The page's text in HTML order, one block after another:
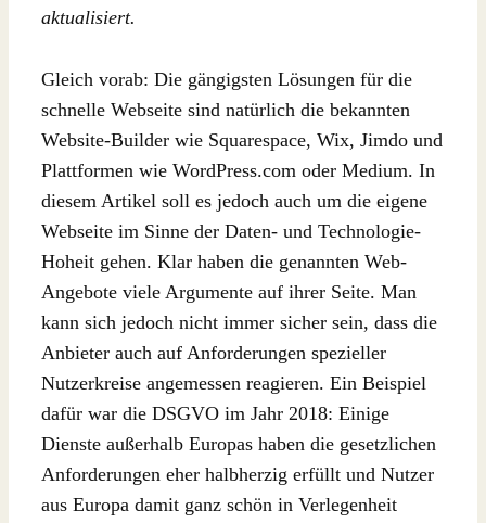
aktualisiert.
Gleich vorab: Die gängigsten Lösungen für die
schnelle Webseite sind natürlich die bekannten
Website-Builder wie Squarespace, Wix, Jimdo und
Plattformen wie WordPress.com oder Medium. In
diesem Artikel soll es jedoch auch um die eigene
Webseite im Sinne der Daten- und Technologie-
Hoheit gehen. Klar haben die genannten Web-
Angebote viele Argumente auf ihrer Seite. Man
kann sich jedoch nicht immer sicher sein, dass die
Anbieter auch auf Anforderungen spezieller
Nutzerkreise angemessen reagieren. Ein Beispiel
dafür war die DSGVO im Jahr 2018: Einige
Dienste außerhalb Europas haben die gesetzlichen
Anforderungen eher halbherzig erfüllt und Nutzer
aus Europa damit ganz schön in Verlegenheit